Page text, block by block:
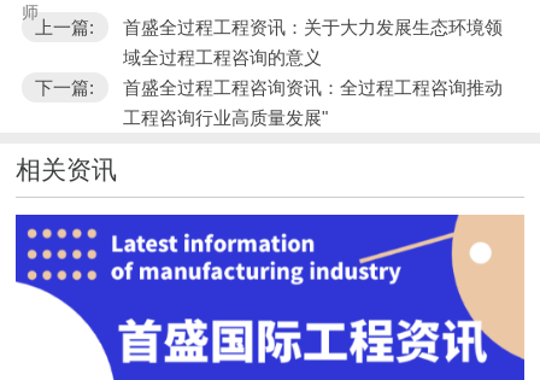
师
上一篇:
首盛全过程工程资讯：关于大力发展生态环境领
域全过程工程咨询的意义
下一篇:
首盛全过程工程咨询资讯：全过程工程咨询推动
工程咨询行业高质量发展"
相关资讯